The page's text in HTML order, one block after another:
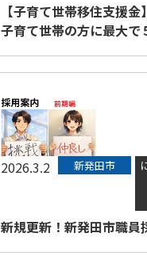
【子育て世帯移住支援
子育て世帯の方に最大で
2026.3.2 新発田市
新規更新！新発田市職員